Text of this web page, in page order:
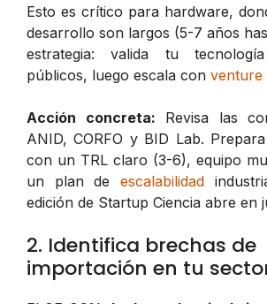
Esto es crítico para hardware,
desarrollo son largos (5-7 años
estrategia: valida tu
públicos, luego escala con venture
Acción concreta: Revisa las
ANID, CORFO y BID Lab.
con un TRL claro (3-6), equipo
un plan de escalabilidad
edición de Startup Ciencia abre en
2. Identifica brechas de
importación en tu